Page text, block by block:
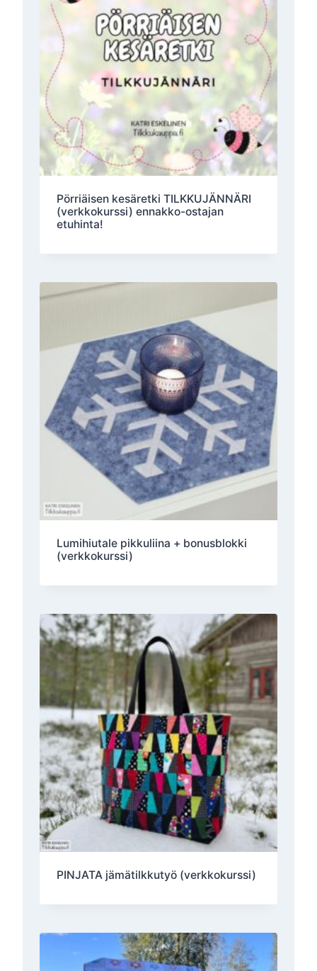
Pörriäisen kesäretki TILKKUJÄNNÄRI
(verkkokurssi) ennakko-ostajan
etuhinta!
Lumihiutale pikkuliina + bonusblokki
(verkkokurssi)
PINJATA jämätilkkutyö (verkkokurssi)